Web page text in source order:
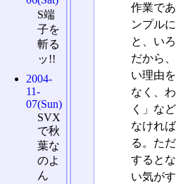
作業で
ンプル
と、い
だから
い理由
なく、
く」な
なけれ
る。た
すると
い気が
S端
子を
斬る
ッ!!
2004-
11-
07(Sun)
SVX
で秋
葉な
のよ
ん